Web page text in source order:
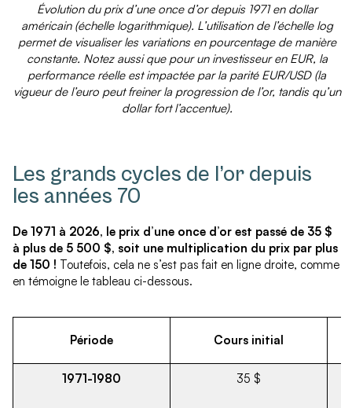
Évolution du prix d’une once d’or depuis 1971 en dollar
américain (échelle logarithmique). L’utilisation de l’échelle log
permet de visualiser les variations en pourcentage de manière
constante. Notez aussi que pour un investisseur en EUR, la
performance réelle est impactée par la parité EUR/USD (la
vigueur de l’euro peut freiner la progression de l’or, tandis qu’un
dollar fort l’accentue).
Les grands cycles de l’or depuis
les années 70
De 1971 à 2026, le prix d’une once d’or est passé de 35 $
à plus de 5 500 $, soit une multiplication du prix par plus
de 150 ! Toutefois, cela ne s’est pas fait en ligne droite, comme
en témoigne le tableau ci-dessous.
Période Cours initial
1971-1980 35 $